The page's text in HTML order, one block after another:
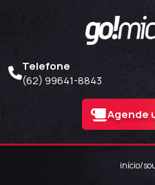
Telefone
(62) 99641-8843
Agende
início/